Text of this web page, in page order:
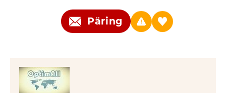
Päring